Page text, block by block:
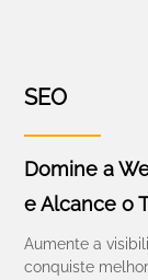
SEO
Domine a
e Alcance o
Aumente a
conquiste